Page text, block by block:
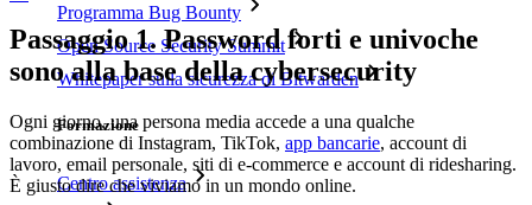
Programma Bug Bounty
Open Source Security Summit
Whitepaper sulla sicurezza di Bitwarden
Formazione
Centro assistenza
Passaggio 1. Password forti e univoche
sono alla base della cybersecurity
Ogni giorno, una persona media accede a una qualche
combinazione di Instagram, TikTok, app bancarie, account di
lavoro, email personale, siti di e-commerce e account di ridesharing.
È giusto dire che viviamo in un mondo online.